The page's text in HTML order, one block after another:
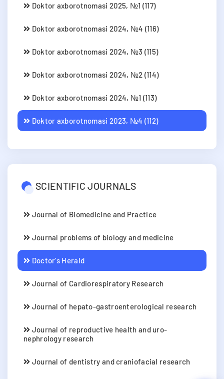
Doktor axborotnomasi 2025, №1 (117)
Doktor axborotnomasi 2024, №4 (116)
Doktor axborotnomasi 2024, №3 (115)
Doktor axborotnomasi 2024, №2 (114)
Doktor axborotnomasi 2024, №1 (113)
Doktor axborotnomasi 2023, №4 (112)
SCIENTIFIC JOURNALS
Journal of Biomedicine and Practice
Journal problems of biology and medicine
Doctor's Herald
Journal of Cardiorespiratory Research
Journal of hepato-gastroenterological research
Journal of reproductive health and uro-
nephrology research
Journal of dentistry and craniofacial research